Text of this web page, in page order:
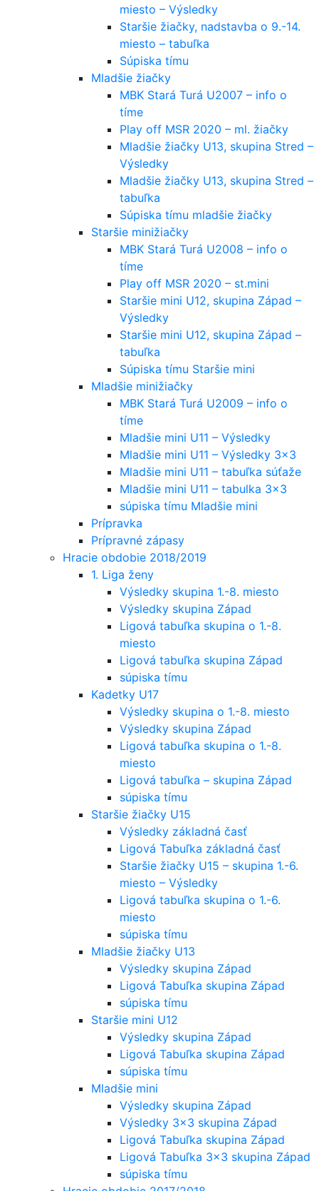
miesto – Výsledky
Staršie žiačky, nadstavba o 9.-14.
miesto – tabuľka
Súpiska tímu
Mladšie žiačky
MBK Stará Turá U2007 – info o
tíme
Play off MSR 2020 – ml. žiačky
Mladšie žiačky U13, skupina Stred –
Výsledky
Mladšie žiačky U13, skupina Stred –
tabuľka
Súpiska tímu mladšie žiačky
Staršie minižiačky
MBK Stará Turá U2008 – info o
tíme
Play off MSR 2020 – st.mini
Staršie mini U12, skupina Západ –
Výsledky
Staršie mini U12, skupina Západ –
tabuľka
Súpiska tímu Staršie mini
Mladšie minižiačky
MBK Stará Turá U2009 – info o
tíme
Mladšie mini U11 – Výsledky
Mladšie mini U11 – Výsledky 3×3
Mladšie mini U11 – tabuľka súťaže
Mladšie mini U11 – tabulka 3×3
súpiska tímu Mladšie mini
Prípravka
Prípravné zápasy
Hracie obdobie 2018/2019
1. Liga ženy
Výsledky skupina 1.-8. miesto
Výsledky skupina Západ
Ligová tabuľka skupina o 1.-8.
miesto
Ligová tabuľka skupina Západ
súpiska tímu
Kadetky U17
Výsledky skupina o 1.-8. miesto
Výsledky skupina Západ
Ligová tabuľka skupina o 1.-8.
miesto
Ligová tabuľka – skupina Západ
súpiska tímu
Staršie žiačky U15
Výsledky základná časť
Ligová Tabuľka základná časť
Staršie žiačky U15 – skupina 1.-6.
miesto – Výsledky
Ligová tabuľka skupina o 1.-6.
miesto
súpiska tímu
Mladšie žiačky U13
Výsledky skupina Západ
Ligová Tabuľka skupina Západ
súpiska tímu
Staršie mini U12
Výsledky skupina Západ
Ligová Tabuľka skupina Západ
súpiska tímu
Mladšie mini
Výsledky skupina Západ
Výsledky 3×3 skupina Západ
Ligová Tabuľka skupina Západ
Ligová Tabuľka 3×3 skupina Západ
súpiska tímu